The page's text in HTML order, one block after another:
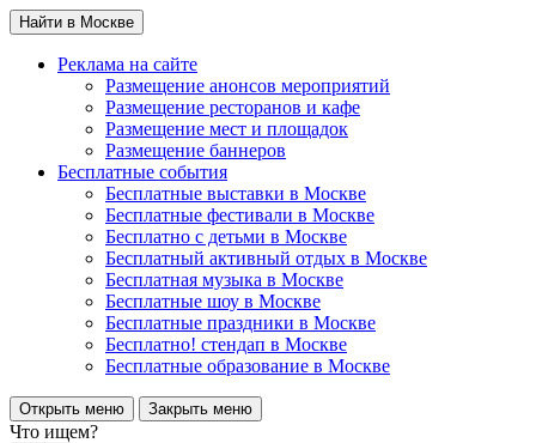
Найти в Москве
Реклама на сайте
Размещение анонсов мероприятий
Размещение ресторанов и кафе
Размещение мест и площадок
Размещение баннеров
Бесплатные события
Бесплатные выставки в Москве
Бесплатные фестивали в Москве
Бесплатно с детьми в Москве
Бесплатный активный отдых в Москве
Бесплатная музыка в Москве
Бесплатные шоу в Москве
Бесплатные праздники в Москве
Бесплатно! стендап в Москве
Бесплатные образование в Москве
Открыть меню Закрыть меню
Что ищем?